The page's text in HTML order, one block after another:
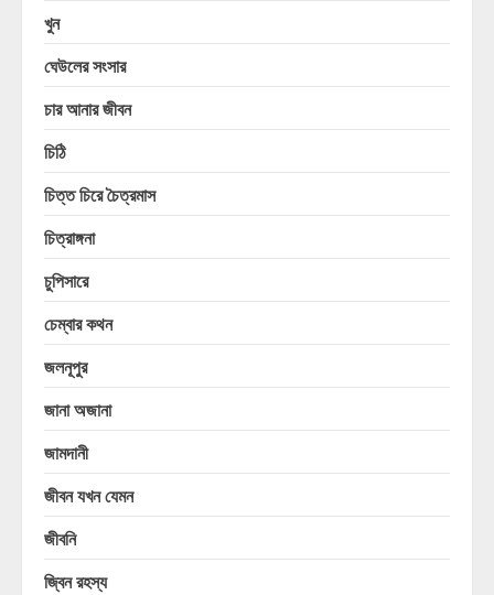
খুন
ঘেউলের সংসার
চার আনার জীবন
চিঠি
চিত্ত চিরে চৈত্রমাস
চিত্রাঙ্গনা
চুপিসারে
চেম্বার কথন
জলনূপুর
জানা অজানা
জামদানী
জীবন যখন যেমন
জীবনি
জ্বিন রহস্য